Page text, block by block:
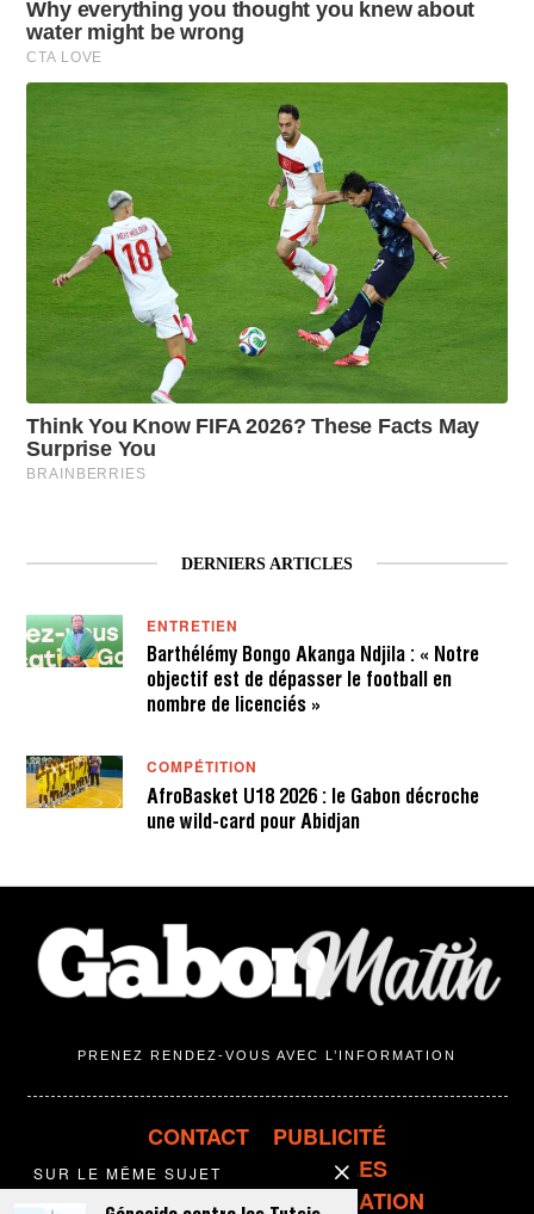
DERNIERS ARTICLES
ENTRETIEN
Barthélémy Bongo Akanga Ndjila : « Notre
objectif est de dépasser le football en
nombre de licenciés »
COMPÉTITION
AfroBasket U18 2026 : le Gabon décroche
une wild-card pour Abidjan
SUR LE MÊME SUJET
PRENEZ RENDEZ-VOUS AVEC L’INFORMATION
CONTACT
PUBLICITÉ
MENTIONS LÉGALES
CONDITIONS D'UTILISATION